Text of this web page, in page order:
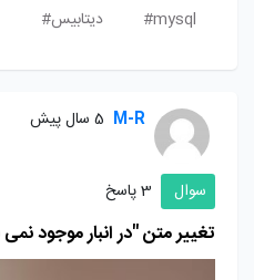
mysql# دیتابیس#
M-R 5 سال پیش
سوال 3 پاسخ
تغییر متن "در انبار موجود